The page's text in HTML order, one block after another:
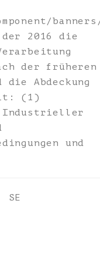
2016 die
der früheren
Abdeckung
(1)
Industrieller
und